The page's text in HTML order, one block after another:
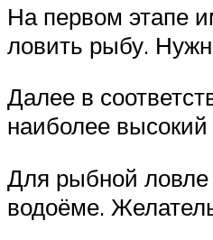
На первом этапе
ловить рыбу.
Далее в
наиболее
Для рыбной ловле
водоёме.